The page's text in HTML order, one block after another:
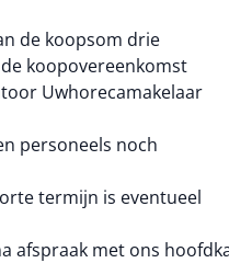
de koopsom drie
koopovereenkomst
Uwhorecamakelaar
personeels noch
termijn is eventueel
afspraak met ons